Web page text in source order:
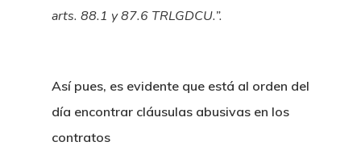
arts. 88.1 y 87.6 TRLGDCU.”.
Así pues, es evidente que está al orden del
día encontrar cláusulas abusivas en los
contratos